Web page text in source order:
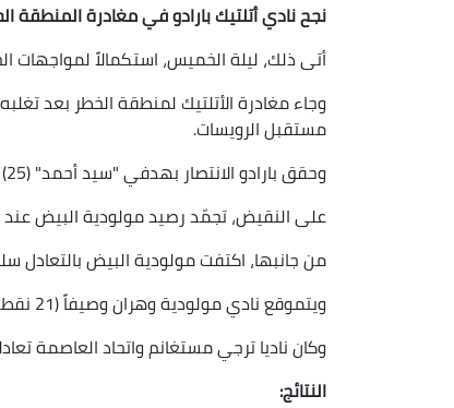
نجح نادي أتلتيك بارادو في مغادرة المنطقة
أتى ذلك، ليلة الخميس، استكمالاً لمواجهات
مستقبل الرويسات.
وحقق بارادو الانتصار بهدفي "سيد أحمد" (25) و"رمضاوي" (47)، ليرفع الأتلتيك رصيده إلى ثلاثة عشرة نقطة.
على النقيض، تجمّد رصيد مولودية البيض
من جانبها، اكتفت مولودية البيض بالتعادل
ويتموقع نادي مولودية وهران وصيفاً (21 نقطة)، فيما يتمركز وفاق سطيف في الصف الثالث عشر (12 نقطة).
وكان ناديا ترجي مستغانم واتحاد العاصمة تعادلا (2 – 2)، مساء الاثنين الأخير، في
النتائج: